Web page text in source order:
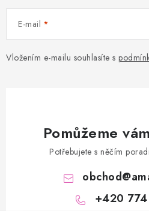
E-mail
Vložením e-mailu souhlasíte s
Pomůžeme
Potřebujete s něčím
obchod@
+420